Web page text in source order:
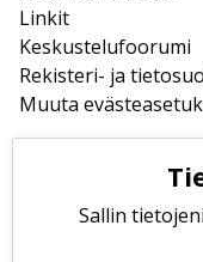
Linkit
Keskustelufoorumi
Rekisteri- ja
Muuta
Sallin